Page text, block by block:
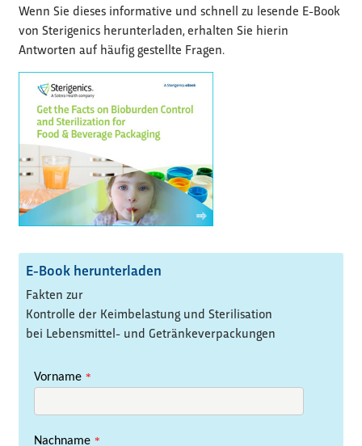
Wenn Sie dieses informative und schnell zu lesende E-Book
von Sterigenics herunterladen, erhalten Sie hierin
Antworten auf häufig gestellte Fragen.
E-Book herunterladen
Fakten zur
Kontrolle der Keimbelastung und Sterilisation
bei Lebensmittel- und Getränkeverpackungen
Vorname *
Nachname *